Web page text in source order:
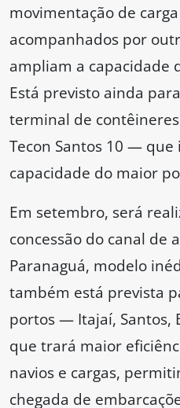
movimentação de
acompanhados por
ampliam a capacidade
Está previsto ainda
terminal de
Tecon Santos 10 —
capacidade do maior
Em setembro, será
concessão do canal de
Paranaguá, modelo
também está prevista
portos — Itajaí, Santos,
que trará maior
navios e cargas,
chegada de